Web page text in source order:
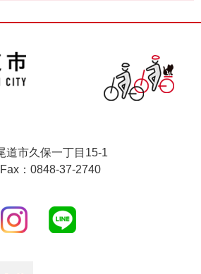
道市久保一丁目15-1
Fax：0848-37-2740